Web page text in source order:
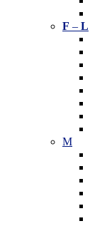
F – L
M